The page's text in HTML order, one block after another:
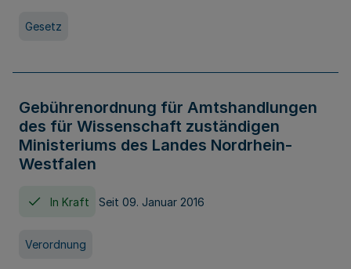
Gesetz
Gebührenordnung für Amtshandlungen
des für Wissenschaft zuständigen
Ministeriums des Landes Nordrhein-
Westfalen
In Kraft Seit 09. Januar 2016
Verordnung